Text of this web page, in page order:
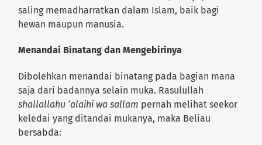
saling memadharratkan dalam Islam, baik bagi
hewan maupun manusia.
Menandai Binatang dan Mengebirinya
Dibolehkan menandai binatang pada bagian mana
saja dari badannya selain muka. Rasulullah
shallallahu ‘alaihi wa sallam pernah melihat seekor
keledai yang ditandai mukanya, maka Beliau
bersabda: